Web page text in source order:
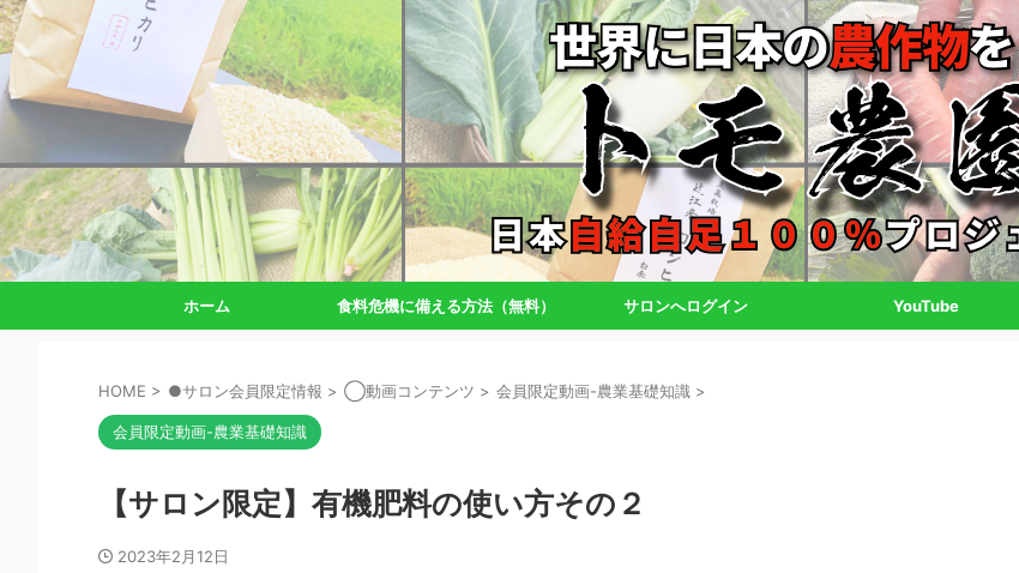
ホーム 食料危機に備える方法（無料） サロンへログイン YouTube
HOME > ●サロン会員限定情報 > ◯動画コンテンツ > 会員限定動画-農業基礎知識 >
会員限定動画-農業基礎知識
【サロン限定】有機肥料の使い方その２
2023年2月12日